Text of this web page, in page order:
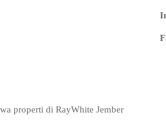
properti di RayWhite Jember